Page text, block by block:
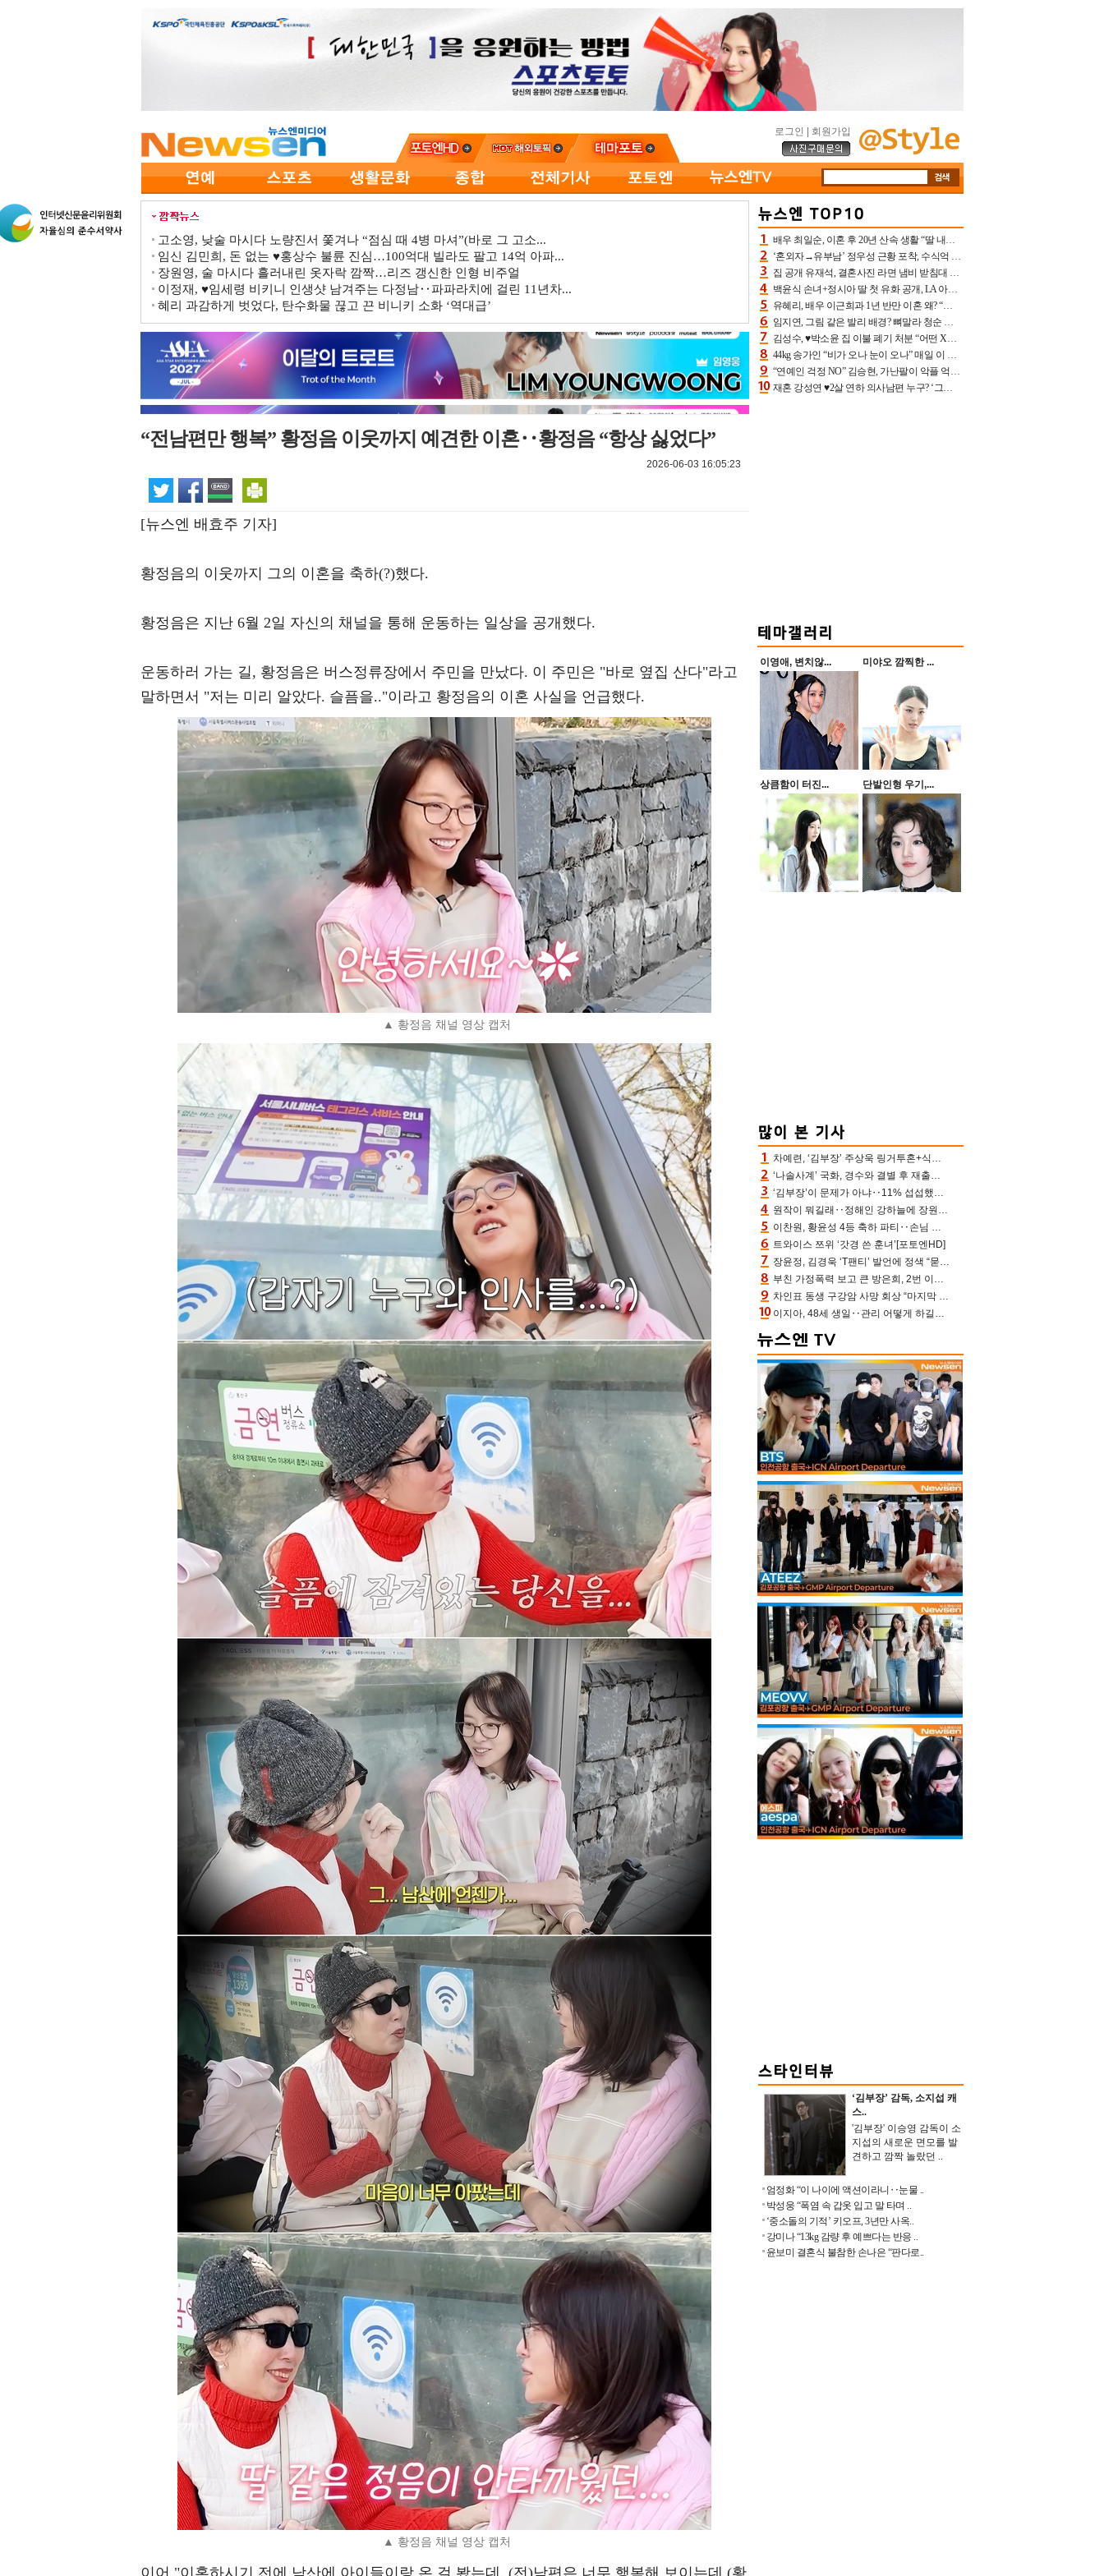
로그인 회원가입
고소영, 낮술 마시다 노량진서 쫓겨나 “점심 때 4병 마셔”(바로 그 고소...
임신 김민희, 돈 없는 ♥홍상수 불륜 진심…100억대 빌라도 팔고 14억 아파...
장원영, 술 마시다 흘러내린 옷자락 깜짝…리즈 갱신한 인형 비주얼
이정재, ♥임세령 비키니 인생샷 남겨주는 다정남‥파파라치에 걸린 11년차...
혜리 과감하게 벗었다, 탄수화물 끊고 끈 비니키 소화 ‘역대급’
“전남편만 행복” 황정음 이웃까지 예견한 이혼‥황정음 “항상 싫었다”
2026-06-03 16:05:23
[뉴스엔 배효주 기자]
황정음의 이웃까지 그의 이혼을 축하(?)했다.
황정음은 지난 6월 2일 자신의 채널을 통해 운동하는 일상을 공개했다.
운동하러 가는 길, 황정음은 버스정류장에서 주민을 만났다. 이 주민은 "바로 옆집 산다"라고
말하면서 "저는 미리 알았다. 슬픔을.."이라고 황정음의 이혼 사실을 언급했다.
▲ 황정음 채널 영상 캡처
▲ 황정음 채널 영상 캡처
배우 최일순, 이혼 후 20년 산속 생활 “딸 내가 버렸다고 원망‥맘 아파”(특종)[어제TV]
‘혼외자→유부남’ 정우성 근황 포착, 수식억 해킹 피해 후배 만났다 “존경하는”
집 공개 유재석, 결혼사진 라면 냄비 받침대 되고 분노‥가족사진도 피해(놀뭐)[어제TV]
백윤식 손녀+정시아 딸 첫 유화 공개, LA 아트쇼→서울국제조각페스타 작가다운 수준급 실력
유혜리, 배우 이근희과 1년 반만 이혼 왜? “식칼 꽂고 의자 던져” 충격 폭로(특종)[어제TV]
임지연, 그림 같은 발리 배경? 뼈말라 청순 비키니 핏에 상대 안 되네
김성수, ♥박소윤 집 이불 폐기 처분 “어떤 X이랑 썼을지 몰라” 질투(신랑수업2)[어제TV]
44kg 송가인 “비가 오나 눈이 오나” 매일 이 운동, 허벅지 근육량 상승+체지방 감소
“연예인 걱정 NO” 김승현, 가난팔이 악플 억울할만‥아내+딸과 日 여행
재혼 강성연 ♥2살 연하 의사남편 누구? ‘그알’ 자문의에 훈남 비주얼 초엘리트 스펙 [종합]
이영애, 변치않... 미야오 깜찍한 ...
상큼함이 터진... 단발인형 우기,...
차예련, ‘김부장’ 주상욱 링거투혼+식스팩 비화 “옷 벗는데 아저씨는 안 된다고”(차장금)
‘나솔사계’ 국화, 경수와 결별 후 재출연…첫인상 3표 몰표
‘김부장’이 문제가 아냐‥11% 섭섭했던 ‘재벌X형사2’ 돈·빽 총동원해 컴백 [TV보고서]
원작이 뭐길래‥정해인 강하늘에 장원영까지 참여한 이 영화
이찬원, 황윤성 4등 축하 파티‥손님 모으려 블랙핑크 지수와 친한 척(편스토랑)[어제TV]
트와이스 쯔위 ‘갓경 쓴 훈녀’[포토엔HD]
장윤정, 김경욱 ‘T팬티’ 발언에 정색 “묻지 않았는데, 그것도 성희롱”(장공장)
부친 가정폭력 보고 큰 방은희, 2번 이혼 후 잠수→母 고독사에 자책(특종세상)[어제TV]
차인표 동생 구강암 사망 회상 “마지막 순간 동생 손 잡아준 신애라, 두고두고 고마워” (신애라이프)
이지아, 48세 생일‥관리 어떻게 하길래 놀라운 동안 미모
‘김부장’ 감독, 소지섭 캐
스..
'김부장' 이승영 감독이 소
지섭의 새로운 면모를 발
견하고 깜짝 놀랐던 ..
엄정화 “이 나이에 액션이라니‥눈물 ..
박성웅 “폭염 속 갑옷 입고 말 타며 ..
‘중소돌의 기적’ 키오프, 3년만 사옥..
강미나 “13kg 감량 후 예쁘다는 반응 ..
윤보미 결혼식 불참한 손나은 “판다로..